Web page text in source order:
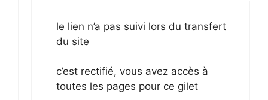
le lien n’a pas suivi lors du transfert
du site
c’est rectifié, vous avez accès à
toutes les pages pour ce gilet